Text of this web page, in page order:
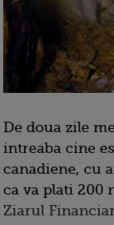
De doua zile
intreaba cine
canadiene, cu
ca va plati 200
Ziarul